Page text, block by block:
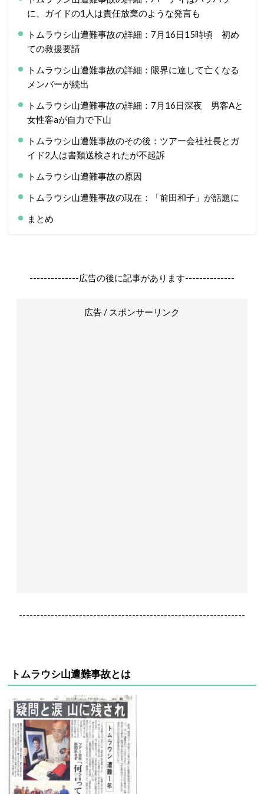
に、ガイドの1人は責任放棄のような発言も
トムラウシ山遭難事故の詳細：7月16日15時頃 初め
ての救援要請
トムラウシ山遭難事故の詳細：限界に達して亡くなる
メンバーが続出
トムラウシ山遭難事故の詳細：7月16日深夜 男客Aと
女性客aが自力で下山
トムラウシ山遭難事故のその後：ツアー会社社長とガ
イド2人は書類送検されたが不起訴
トムラウシ山遭難事故の原因
トムラウシ山遭難事故の現在：「前田和子」が話題に
まとめ
--------------広告の後に記事があります--------------
広告 / スポンサーリンク
----------------------------------------------------------------
トムラウシ山遭難事故とは